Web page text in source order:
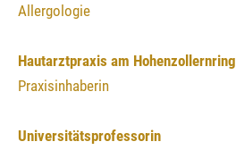
Allergologie
Hautarztpraxis am Hohenzollernring
Praxisinhaberin
Universitätsprofessorin